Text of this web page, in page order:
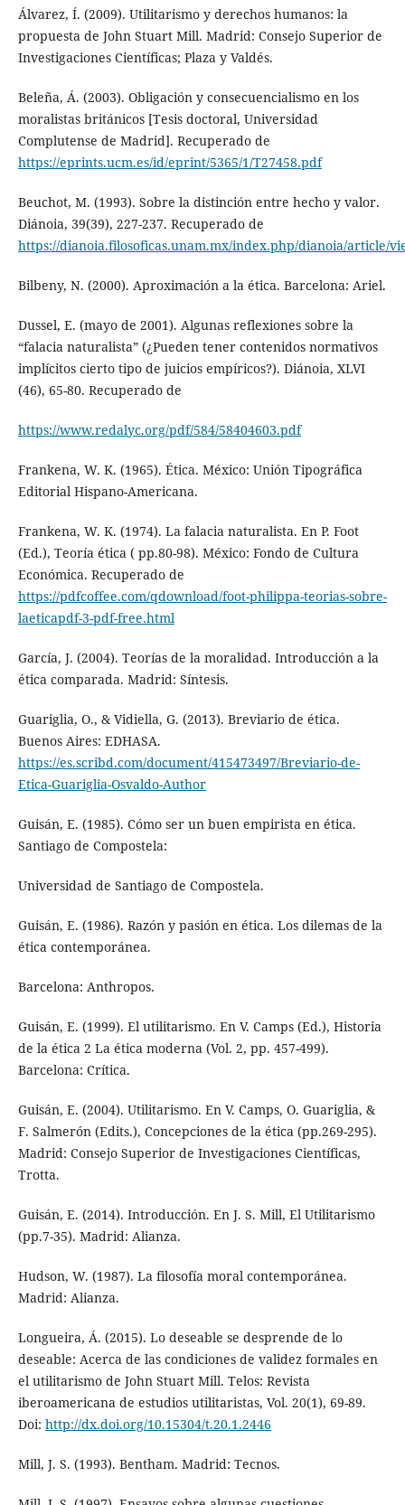
Álvarez, Í. (2009). Utilitarismo y derechos humanos: la
propuesta de John Stuart Mill. Madrid: Consejo Superior de
Investigaciones Científicas; Plaza y Valdés.
Beleña, Á. (2003). Obligación y consecuencialismo en los
moralistas británicos [Tesis doctoral, Universidad
Complutense de Madrid]. Recuperado de
https://eprints.ucm.es/id/eprint/5365/1/T27458.pdf
Beuchot, M. (1993). Sobre la distinción entre hecho y valor.
Diánoia, 39(39), 227-237. Recuperado de
https://dianoia.filosoficas.unam.mx/index.php/dianoia/article/
Bilbeny, N. (2000). Aproximación a la ética. Barcelona: Ariel.
Dussel, E. (mayo de 2001). Algunas reflexiones sobre la
“falacia naturalista” (¿Pueden tener contenidos normativos
implícitos cierto tipo de juicios empíricos?). Diánoia, XLVI
(46), 65-80. Recuperado de
https://www.redalyc.org/pdf/584/58404603.pdf
Frankena, W. K. (1965). Ética. México: Unión Tipográfica
Editorial Hispano-Americana.
Frankena, W. K. (1974). La falacia naturalista. En P. Foot
(Ed.), Teoría ética ( pp.80-98). México: Fondo de Cultura
Económica. Recuperado de
https://pdfcoffee.com/qdownload/foot-philippa-teorias-sobre-
laeticapdf-3-pdf-free.html
García, J. (2004). Teorías de la moralidad. Introducción a la
ética comparada. Madrid: Síntesis.
Guariglia, O., & Vidiella, G. (2013). Breviario de ética.
Buenos Aires: EDHASA.
https://es.scribd.com/document/415473497/Breviario-de-
Etica-Guariglia-Osvaldo-Author
Guisán, E. (1985). Cómo ser un buen empirista en ética.
Santiago de Compostela:
Universidad de Santiago de Compostela.
Guisán, E. (1986). Razón y pasión en ética. Los dilemas de la
ética contemporánea.
Barcelona: Anthropos.
Guisán, E. (1999). El utilitarismo. En V. Camps (Ed.), Historia
de la ética 2 La ética moderna (Vol. 2, pp. 457-499).
Barcelona: Crítica.
Guisán, E. (2004). Utilitarismo. En V. Camps, O. Guariglia, &
F. Salmerón (Edits.), Concepciones de la ética (pp.269-295).
Madrid: Consejo Superior de Investigaciones Científicas,
Trotta.
Guisán, E. (2014). Introducción. En J. S. Mill, El Utilitarismo
(pp.7-35). Madrid: Alianza.
Hudson, W. (1987). La filosofía moral contemporánea.
Madrid: Alianza.
Longueira, Á. (2015). Lo deseable se desprende de lo
deseable: Acerca de las condiciones de validez formales en
el utilitarismo de John Stuart Mill. Telos: Revista
iberoamericana de estudios utilitaristas, Vol. 20(1), 69-89.
Doi: http://dx.doi.org/10.15304/t.20.1.2446
Mill, J. S. (1993). Bentham. Madrid: Tecnos.